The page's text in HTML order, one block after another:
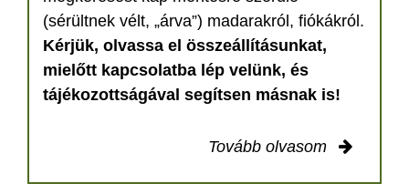
(sérültnek vélt, „árva”) madarakról, fiókákról.
Kérjük, olvassa el összeállításunkat,
mielőtt kapcsolatba lép velünk, és
tájékozottságával segítsen másnak is!
Tovább olvasom